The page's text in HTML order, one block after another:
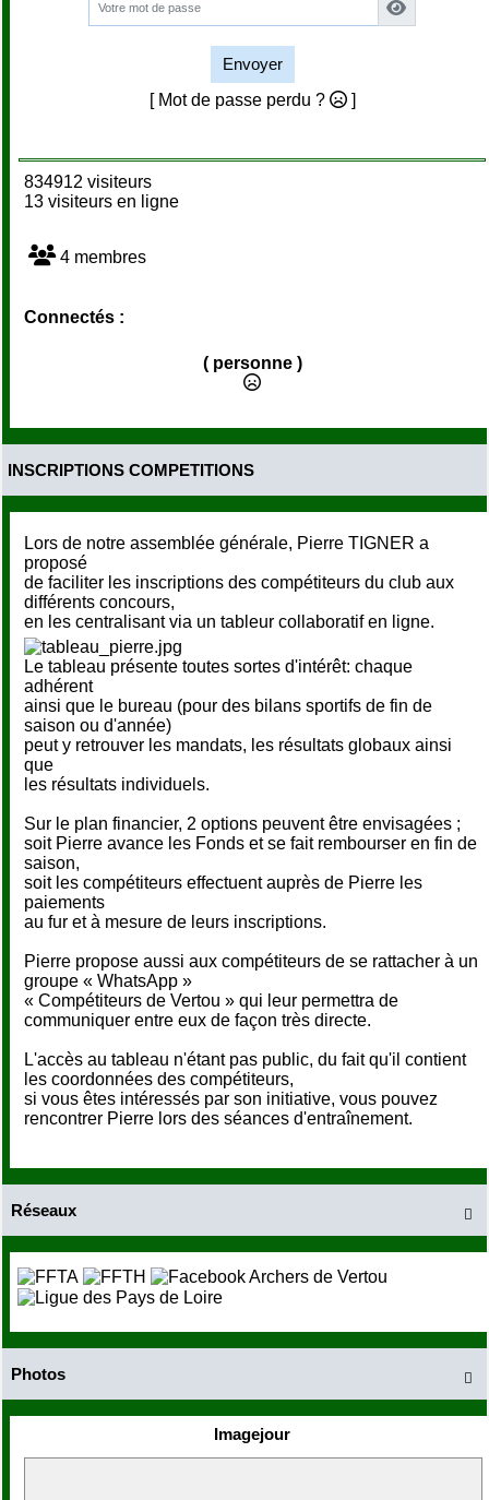
Envoyer
[ Mot de passe perdu ?
]
834912 visiteurs
13 visiteurs en ligne
4 membres
Connectés :
( personne )
INSCRIPTIONS COMPETITIONS
Lors de notre assemblée générale, Pierre TIGNER a
proposé
de faciliter les inscriptions des compétiteurs du club aux
différents concours,
en les centralisant via un tableur collaboratif en ligne.
Le tableau présente toutes sortes d'intérêt: chaque
adhérent
ainsi que le bureau (pour des bilans sportifs de fin de
saison ou d'année)
peut y retrouver les mandats, les résultats globaux ainsi
que
les résultats individuels.
Sur le plan financier, 2 options peuvent être envisagées ;
soit Pierre avance les Fonds et se fait rembourser en fin de
saison,
soit les compétiteurs effectuent auprès de Pierre les
paiements
au fur et à mesure de leurs inscriptions.
Pierre propose aussi aux compétiteurs de se rattacher à un
groupe « WhatsApp »
« Compétiteurs de Vertou » qui leur permettra de
communiquer entre eux de façon très directe.
L'accès au tableau n'étant pas public, du fait qu'il contient
les coordonnées des compétiteurs,
si vous êtes intéressés par son initiative, vous pouvez
rencontrer Pierre lors des séances d'entraînement.

Réseaux

Photos
Imagejour